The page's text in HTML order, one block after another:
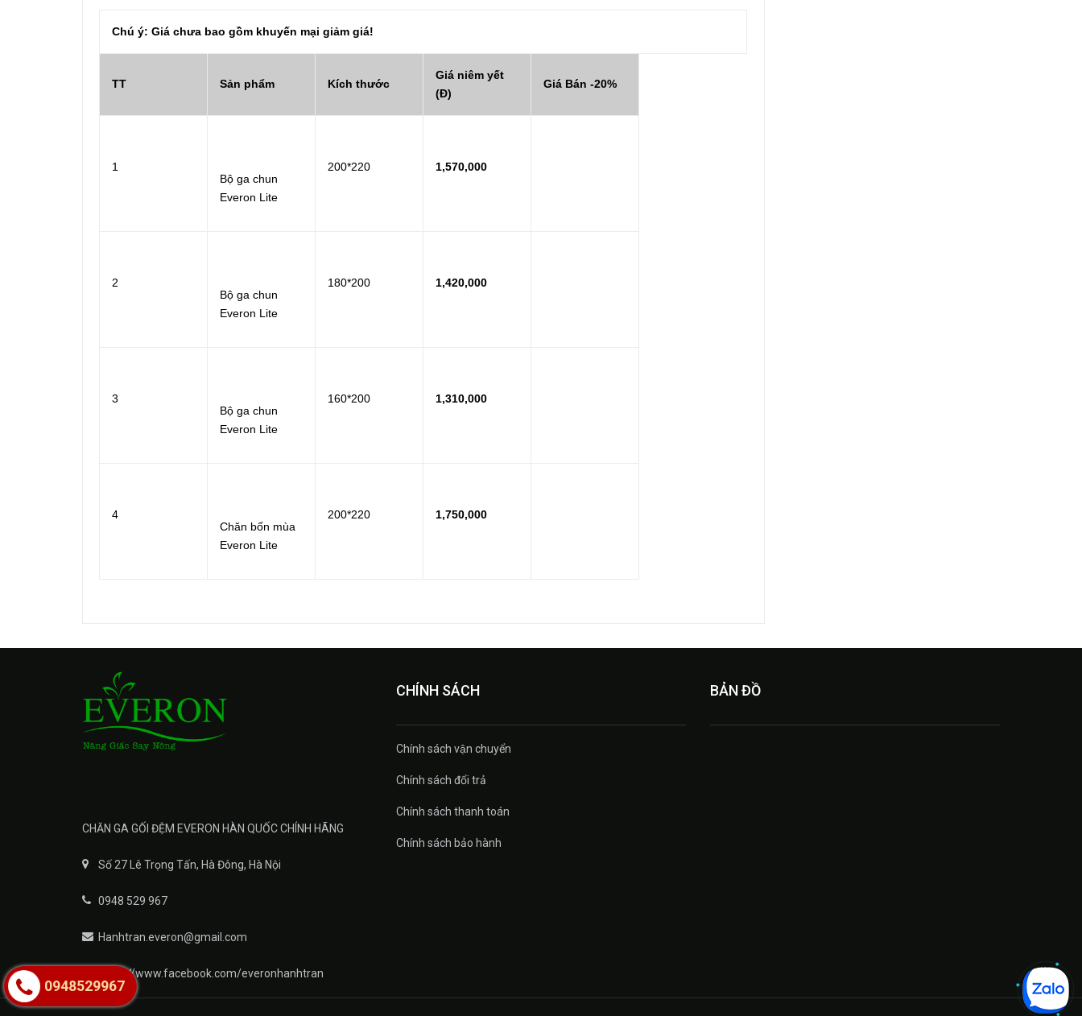
Chú ý: Giá chưa bao gồm khuyến mại giảm giá!
TT Sản phẩm Kích thước
Giá niêm yết
(Đ)
Giá Bán -20%
1
Bộ ga chun
Everon Lite
200*220 1,570,000
2
Bộ ga chun
Everon Lite
180*200 1,420,000
3
Bộ ga chun
Everon Lite
160*200 1,310,000
4
Chăn bốn mùa
Everon Lite
200*220 1,750,000
CHĂN GA GỐI ĐỆM EVERON HÀN QUỐC CHÍNH HÃNG
Số 27 Lê Trọng Tấn, Hà Đông, Hà Nội
0948 529 967
Hanhtran.everon@gmail.com
https://www.facebook.com/everonhanhtran
CHÍNH SÁCH
Chính sách vận chuyển
Chính sách đổi trả
Chính sách thanh toán
Chính sách bảo hành
BẢN ĐỒ
0948529967